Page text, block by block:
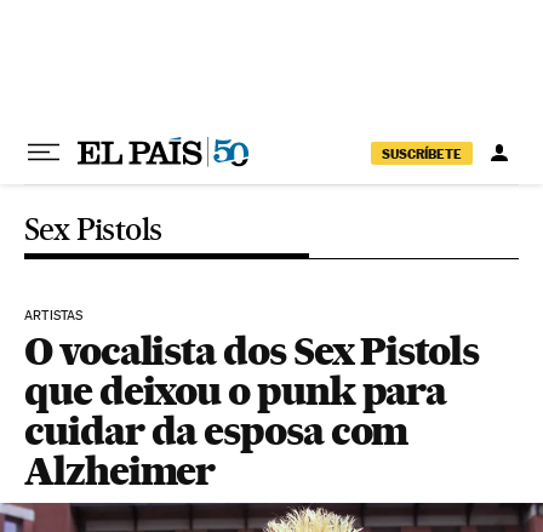
SUSCRÍBETE
Sex Pistols
ARTISTAS
O vocalista dos Sex Pistols
que deixou o punk para
cuidar da esposa com
Alzheimer